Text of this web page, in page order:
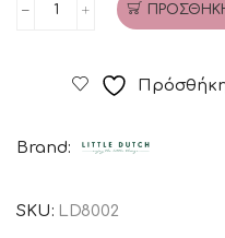
Μεταλλικό
ισορροπίας
DUTCH
Brand:
SKU: LD8002